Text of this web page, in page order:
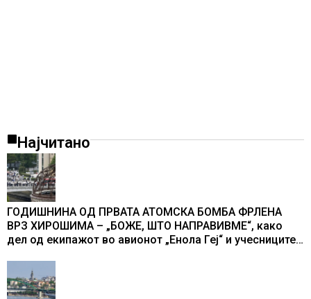
Најчитано
ГОДИШНИНА ОД ПРВАТА АТОМСКА БОМБА ФРЛЕНА
ВРЗ ХИРОШИМА – „БОЖЕ, ШТО НАПРАВИВМЕ“, како
дел од екипажот во авионот „Енола Геј“ и учесниците
промени текот на историјата